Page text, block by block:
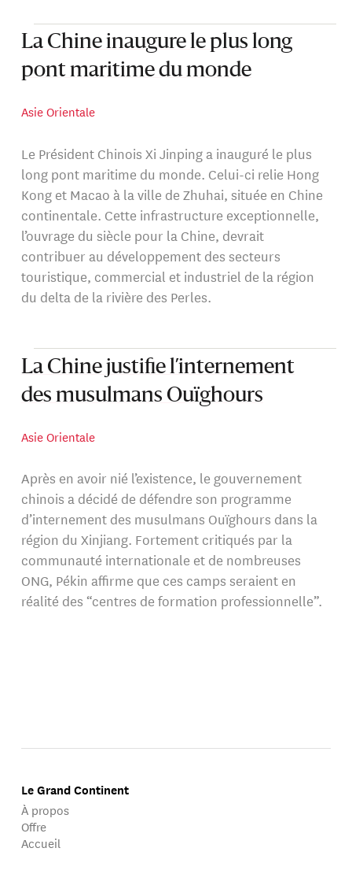
La Chine inaugure le plus long
pont maritime du monde
Asie Orientale
Le Président Chinois Xi Jinping a inauguré le plus
long pont maritime du monde. Celui-ci relie Hong
Kong et Macao à la ville de Zhuhai, située en Chine
continentale. Cette infrastructure exceptionnelle,
l’ouvrage du siècle pour la Chine, devrait
contribuer au développement des secteurs
touristique, commercial et industriel de la région
du delta de la rivière des Perles.
La Chine justifie l’internement
des musulmans Ouïghours
Asie Orientale
Après en avoir nié l’existence, le gouvernement
chinois a décidé de défendre son programme
d’internement des musulmans Ouïghours dans la
région du Xinjiang. Fortement critiqués par la
communauté internationale et de nombreuses
ONG, Pékin affirme que ces camps seraient en
réalité des “centres de formation professionnelle”.
Le Grand Continent
À propos
Offre
Accueil